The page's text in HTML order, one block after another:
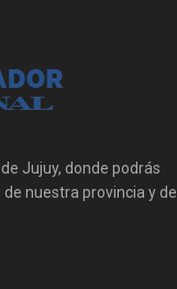
Jujuy, donde podrás
nuestra provincia y del